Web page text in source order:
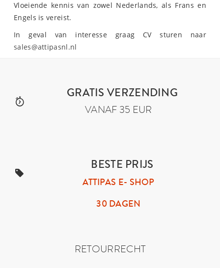
Vloeiende kennis van zowel Nederlands, als Frans en
Engels is vereist.
In geval van interesse graag CV sturen naar
sales@attipasnl.nl
GRATIS VERZENDING
VANAF 35 EUR
BESTE PRIJS
ATTIPAS E- SHOP
30 DAGEN
RETOURRECHT